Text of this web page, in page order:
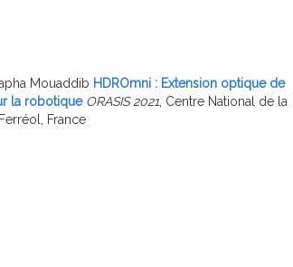
Mouaddib HDROmni : Extension optique de
la robotique ORASIS 2021, Centre National de la
France